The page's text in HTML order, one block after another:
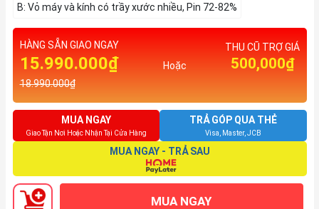
B: Vỏ máy và kính có trầy xước nhiều, Pin 72-82%
HÀNG SẴN GIAO NGAY
15.990.000₫
18.990.000₫
Hoặc
THU CŨ TRỢ GIÁ
500,000₫
MUA NGAY
Giao Tận Nơi Hoặc Nhận Tại Cửa Hàng
TRẢ GÓP QUA THẺ
Visa, Master, JCB
MUA NGAY - TRẢ SAU
MUA NGAY